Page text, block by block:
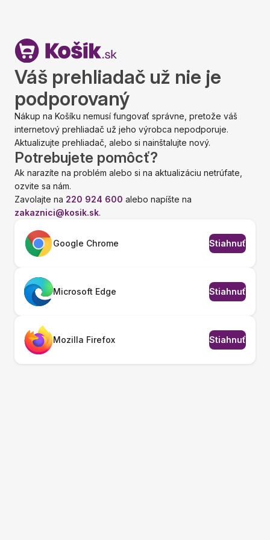
Váš prehliadač už nie je
podporovaný
Nákup na Košíku nemusí fungovať správne, pretože váš
internetový prehliadač už jeho výrobca nepodporuje.
Aktualizujte prehliadač, alebo si nainštalujte nový.
Potrebujete pomôcť?
Ak narazíte na problém alebo si na aktualizáciu netrúfate,
ozvite sa nám.
Zavolajte na 220 924 600 alebo napíšte na
zakaznici@kosik.sk.
Google Chrome Stiahnuť
Microsoft Edge Stiahnuť
Mozilla Firefox Stiahnuť